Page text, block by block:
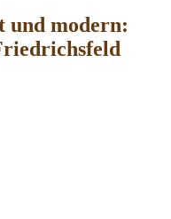
und modern: